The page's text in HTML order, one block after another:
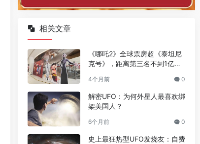
相关文章
《哪吒2》全球票房超《泰坦尼
克号》，距离第三名不到1亿美
4个月前 0
解密UFO：为何外星人最喜欢绑
架美国人？
6个月前 0
史上最狂热型UFO发烧友：自费